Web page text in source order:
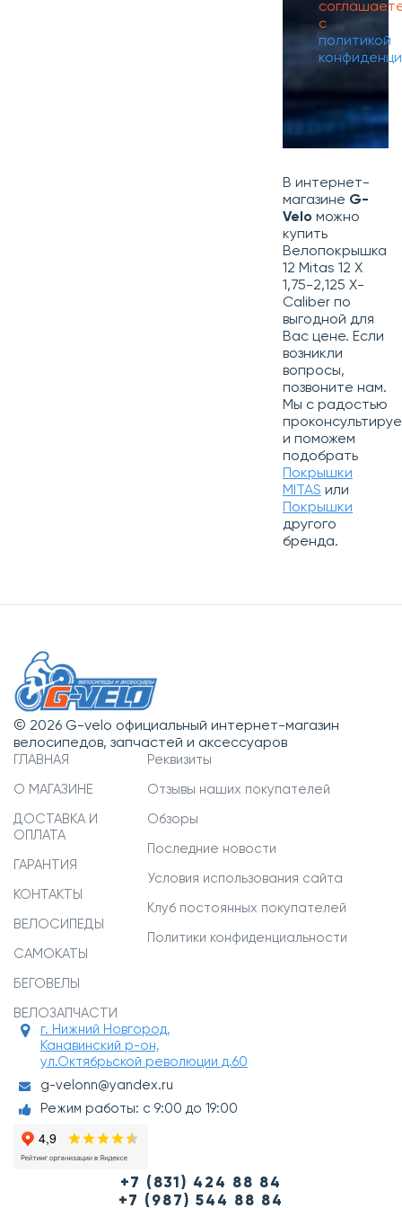
с
политикой
В интернет-
магазине G-
Velo можно
купить
Велопокрышка
12 Mitas 12 X
1,75-2,125 X-
Caliber по
выгодной для
Вас цене. Если
возникли
вопросы,
позвоните нам.
Мы с радостью
и поможем
подобрать
Покрышки
MITAS или
Покрышки
другого
бренда.
© 2026 G-velo официальный интернет-магазин
велосипедов, запчастей и аксессуаров
ГЛАВНАЯ
О МАГАЗИНЕ
ДОСТАВКА И
ОПЛАТА
ГАРАНТИЯ
КОНТАКТЫ
ВЕЛОСИПЕДЫ
САМОКАТЫ
БЕГОВЕЛЫ
ВЕЛОЗАПЧАСТИ
Реквизиты
Отзывы наших покупателей
Обзоры
Последние новости
Условия использования сайта
Клуб постоянных покупателей
Политики конфиденциальности
г. Нижний Новгород,
Канавинский р-он,
ул.Октябрьской революции д.60
g-velonn@yandex.ru
Режим работы: с 9:00 до 19:00
+7 (831) 424 88 84
+7 (987) 544 88 84